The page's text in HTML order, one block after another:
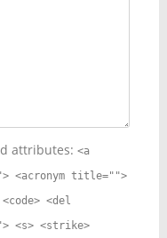
attributes: <a
<acronym title="">
<del
<s> <strike>